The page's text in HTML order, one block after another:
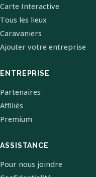
Carte Interactive
Tous les lieux
Caravaniers
Ajouter votre entreprise
ENTREPRISE
Partenaires
Affiliés
Premium
ASSISTANCE
Pour nous joindre